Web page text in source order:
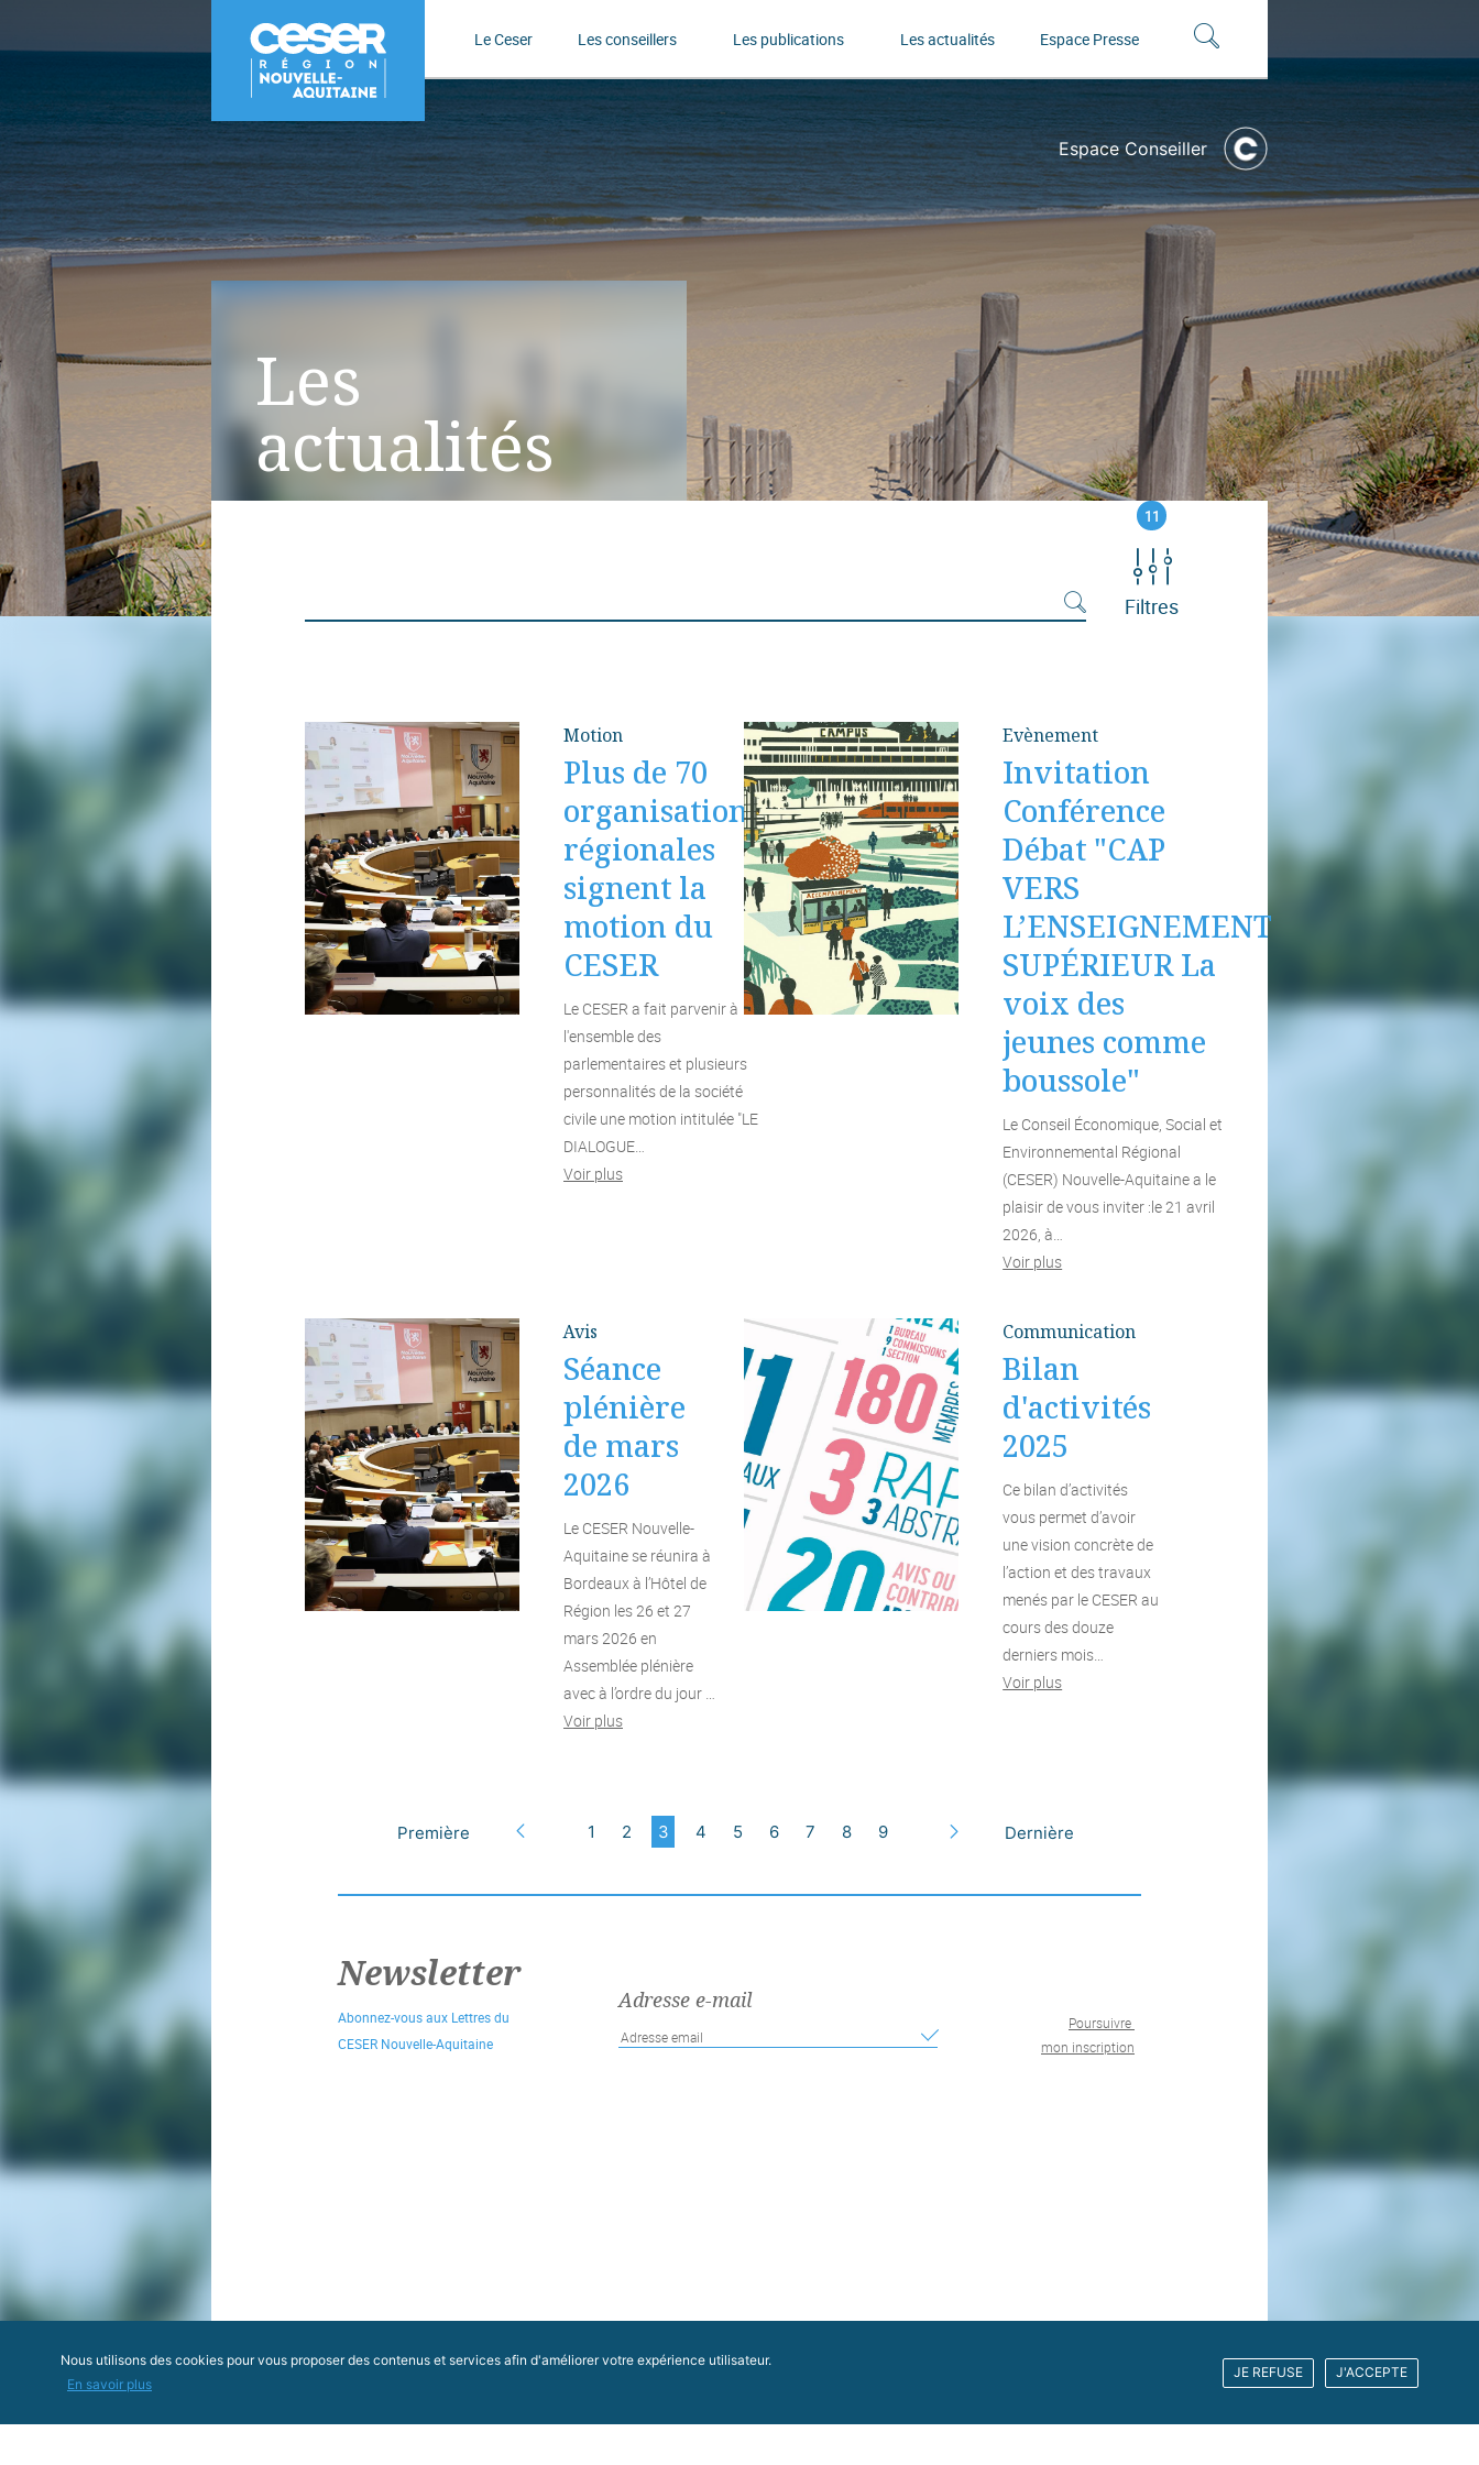
Le Ceser Les conseillers Les publications Les actualités Espace Presse
Espace Conseiller
Les
actualités
11
Filtres
Motion
Plus de 70
organisations
régionales
signent la
motion du
CESER
Le CESER a fait parvenir à
l'ensemble des
parlementaires et plusieurs
personnalités de la société
civile une motion intitulée "LE
DIALOGUE…
Voir plus
Evènement
Invitation
Conférence
Débat "CAP
VERS
L’ENSEIGNEMENT
SUPÉRIEUR La
voix des
jeunes comme
boussole"
Le Conseil Économique, Social et
Environnemental Régional
(CESER) Nouvelle-Aquitaine a le
plaisir de vous inviter :le 21 avril
2026, à…
Voir plus
Avis
Séance
plénière
de mars
2026
Le CESER Nouvelle-
Aquitaine se réunira à
Bordeaux à l’Hôtel de
Région les 26 et 27
mars 2026 en
Assemblée plénière
avec à l’ordre du jour …
Voir plus
Communication
Bilan
d'activités
2025
Ce bilan d’activités
vous permet d’avoir
une vision concrète de
l’action et des travaux
menés par le CESER au
cours des douze
derniers mois…
Voir plus
Première Précédent
1 2 3 4 5 6 7 8 9 SuivantDernière
Newsletter
Abonnez-vous aux Lettres du
CESER Nouvelle-Aquitaine
Adresse e-mail
Poursuivre
mon inscription
Régional Nouvelle-Aquitaine
Nous utilisons des cookies pour vous proposer des contenus et services afin d'améliorer votre expérience utilisateur.
En savoir plus
JE REFUSE J'ACCEPTE